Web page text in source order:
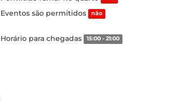
Eventos são permitidos não
Horário para chegadas 15:00 - 21:00